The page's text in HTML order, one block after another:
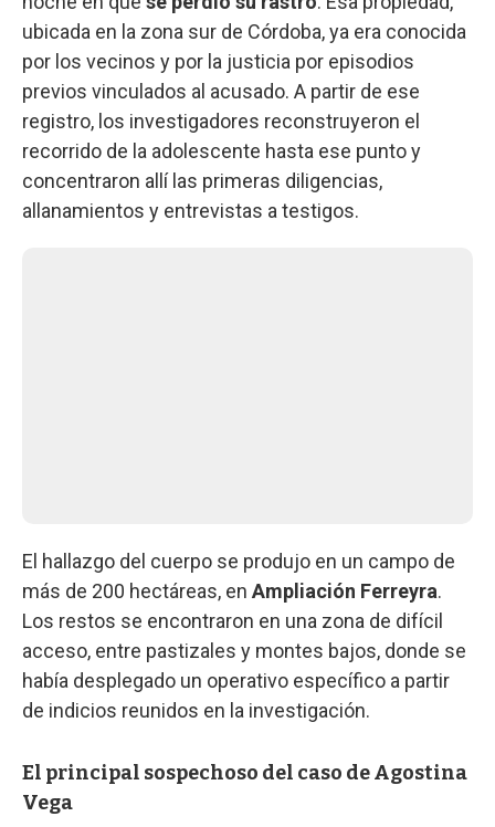
ubicada en la zona sur de Córdoba, ya era conocida
por los vecinos y por la justicia por episodios
previos vinculados al acusado. A partir de ese
registro, los investigadores reconstruyeron el
recorrido de la adolescente hasta ese punto y
concentraron allí las primeras diligencias,
allanamientos y entrevistas a testigos.
El hallazgo del cuerpo se produjo en un campo de
más de 200 hectáreas, en Ampliación Ferreyra.
Los restos se encontraron en una zona de difícil
acceso, entre pastizales y montes bajos, donde se
había desplegado un operativo específico a partir
de indicios reunidos en la investigación.
El principal sospechoso del caso de Agostina
Vega